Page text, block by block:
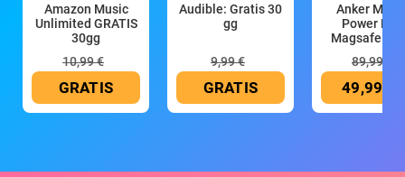
Amazon Music
Unlimited GRATIS
30gg
10,99 €
GRATIS
Audible: Gratis 30
gg
9,99 €
GRATIS
Anker
Power
Magsafe
89,99 €
49,99 €